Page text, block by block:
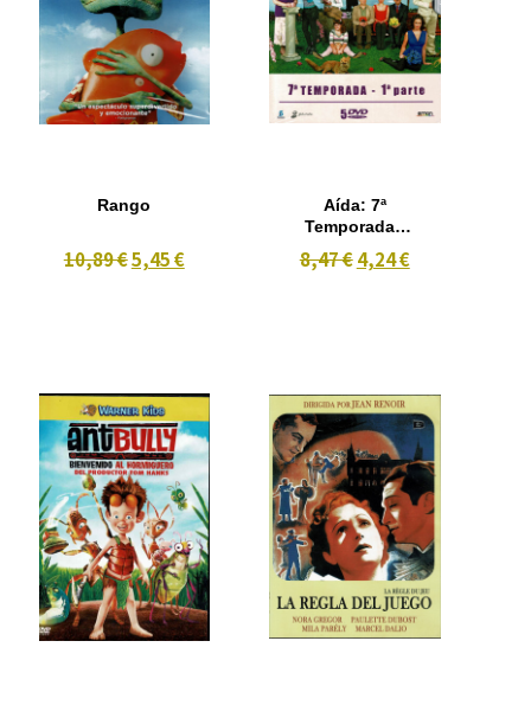
Rango
10,89 €5,45 €
Aída: 7ª
Temporada -
Parte 1 - 5
dvd.
8,47 € 4,24 €